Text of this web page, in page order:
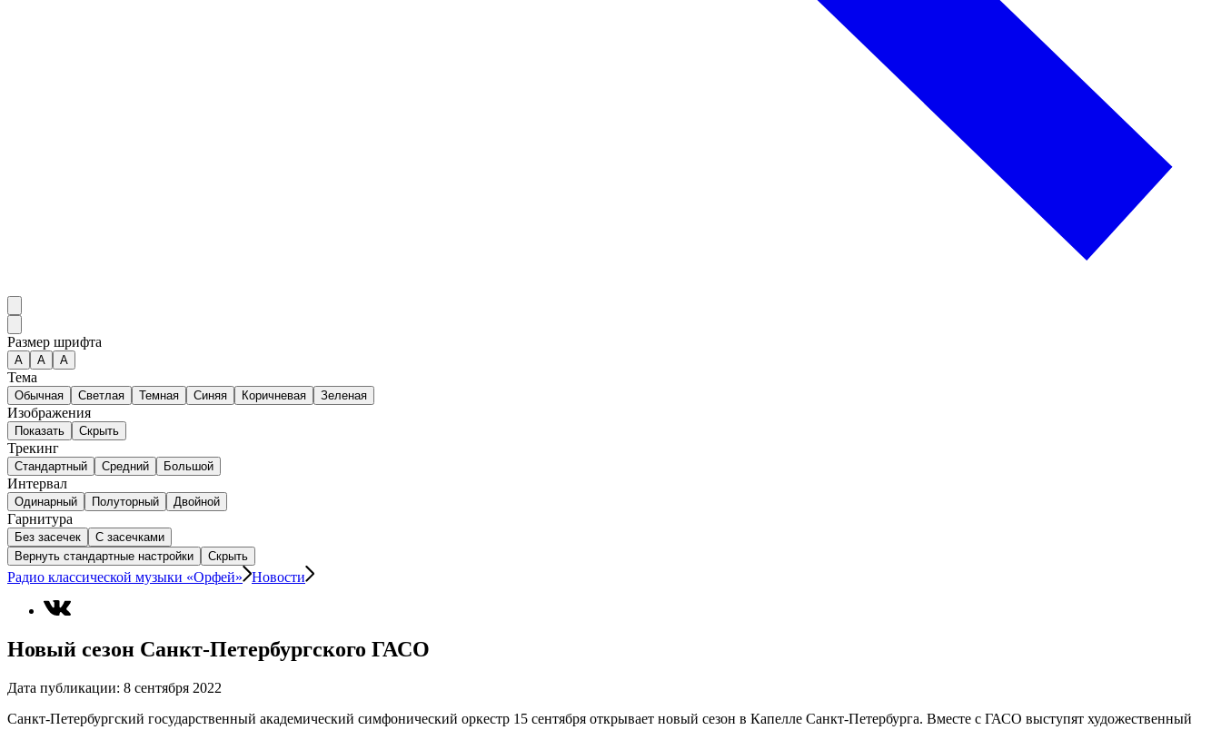
Размер шрифта
А A A
Тема
Обычная Светлая Темная Синяя Коричневая Зеленая
Изображения
Показать Скрыть
Трекинг
Стандартный Средний Большой
Интервал
Одинарный Полуторный Двойной
Гарнитура
Без засечек
С засечками
Вернуть стандартные настройки
Скрыть
Радио классической музыки «Орфей» Новости
Новый сезон Санкт-Петербургского ГАСО
Дата публикации: 8 сентября 2022
Санкт-Петербургский государственный академический симфонический оркестр 15 сентября открывает новый сезон в Капелле Санкт-Петербурга. Вместе с ГАСО выступят художественный